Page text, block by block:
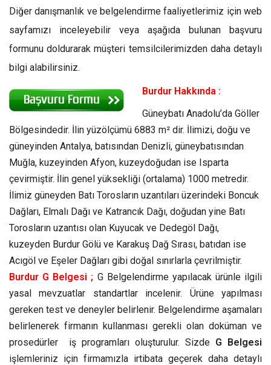
Diğer danışmanlık ve belgelendirme faaliyetlerimiz için web
sayfamızı inceleyebilir veya aşağıda bulunan başvuru
formunu doldurarak müşteri temsilcilerimizden daha detaylı
bilgi alabilirsiniz.
Burdur Hakkında :
Güneybatı Anadolu’da Göller
Bölgesindedir. İlin yüzölçümü 6883 m² dir. İlimizi, doğu ve
güneyinden Antalya, batısından Denizli, güneybatısından
Muğla, kuzeyinden Afyon, kuzeydoğudan ise Isparta
çevirmiştir. İlin genel yüksekliği (ortalama) 1000 metredir.
İlimiz güneyden Batı Torosların uzantıları üzerindeki Boncuk
Dağları, Elmalı Dağı ve Katrancık Dağı, doğudan yine Batı
Torosların uzantısı olan Kuyucak ve Dedegöl Dağı,
kuzeyden Burdur Gölü ve Karakuş Dağ Sırası, batıdan ise
Acıgöl ve Eşeler Dağları gibi doğal sınırlarla çevrilmiştir.
Burdur G Belgesi ; G Belgelendirme yapılacak ürünle ilgili
yasal mevzuatlar standartlar incelenir. Ürüne yapılması
gereken test ve deneyler belirlenir. Belgelendirme aşamaları
belirlenerek firmanın kullanması gerekli olan doküman ve
prosedürler iş programları oluşturulur. Sizde G Belgesi
işlemleriniz için firmamızla irtibata geçerek daha detaylı